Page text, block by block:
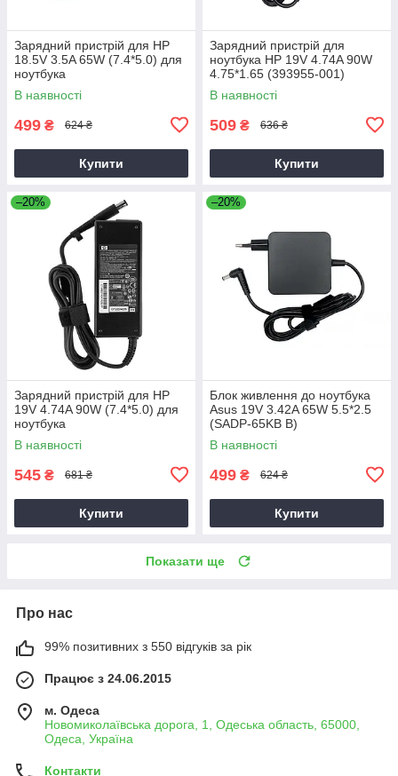
Зарядний пристрій для HP
18.5V 3.5A 65W (7.4*5.0) для
ноутбука
В наявності
499 ₴ 624 ₴
Купити
Зарядний пристрій для
ноутбука HP 19V 4.74A 90W
4.75*1.65 (393955-001)
В наявності
509 ₴ 636 ₴
Купити
–20%
Зарядний пристрій для HP
19V 4.74A 90W (7.4*5.0) для
ноутбука
В наявності
545 ₴ 681 ₴
Купити
–20%
Блок живлення до ноутбука
Asus 19V 3.42A 65W 5.5*2.5
(SADP-65KB B)
В наявності
499 ₴ 624 ₴
Купити
Показати ще
Про нас
99% позитивних з 550 відгуків за рік
Працює з 24.06.2015
м. Одеса
Новомиколаївська дорога, 1, Одеська область, 65000,
Одеса, Україна
Контакти